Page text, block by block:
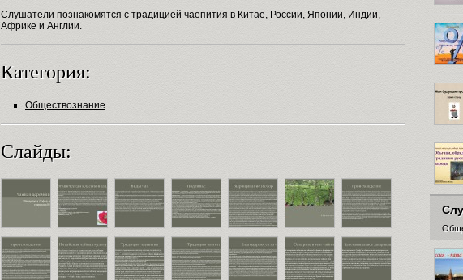
Слушатели познакомятся с традицией чаепития в Китае, России, Японии, Индии,
Африке и Англии.
Категория:
Обществознание
Слайды: